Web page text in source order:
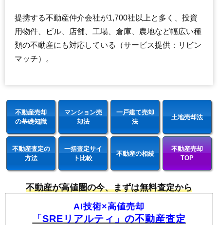
提携する不動産仲介会社が1,700社以上と多く、投資
用物件、ビル、店舗、工場、倉庫、農地など幅広い種
類の不動産にも対応している（サービス提供：リビン
マッチ）。
不動産売却
の基礎知識
マンション売
却法
一戸建て売却
法
土地売却法
不動産査定の
方法
一括査定サイ
ト比較
不動産の相続
不動産売却
TOP
不動産が高値圏の今、まずは無料査定から
AI技術×高値売却
「SREリアルティ」の不動産査定